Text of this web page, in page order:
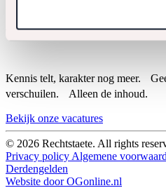
Word Meester
Kennis telt, karakter nog meer.
verschuilen. Alleen de inhoud.
Bekijk onze vacatures
© 2026 Rechtstaete. All rights
Privacy policy Algemene
Derdengelden
Website door OGonline.nl